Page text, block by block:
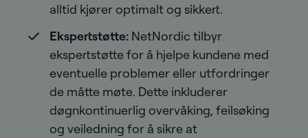
alltid kjører optimalt og sikkert.
Ekspertstøtte: NetNordic tilbyr
ekspertstøtte for å hjelpe kundene med
eventuelle problemer eller utfordringer
de måtte møte. Dette inkluderer
døgnkontinuerlig overvåking, feilsøking
og veiledning for å sikre at